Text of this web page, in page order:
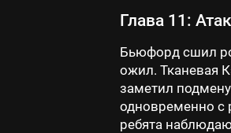
Глава 11:
Бьюфорд сшил
ожил. Тканевая
заметил
одновременно с
ребята